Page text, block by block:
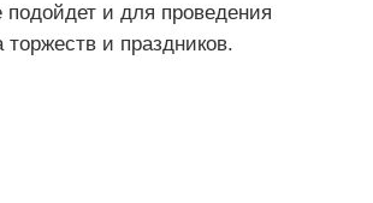
подойдет и для проведения
торжеств и праздников.